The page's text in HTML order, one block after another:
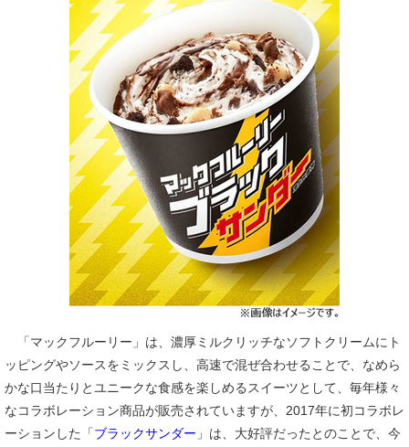
「マックフルーリー」は、濃厚ミルクリッチなソフトクリームにト
ッピングやソースをミックスし、高速で混ぜ合わせることで、なめら
かな口当たりとユニークな食感を楽しめるスイーツとして、毎年様々
なコラボレーション商品が販売されていますが、2017年に初コラボレ
ーションした「ブラックサンダー 」は、大好評だったとのことで、今